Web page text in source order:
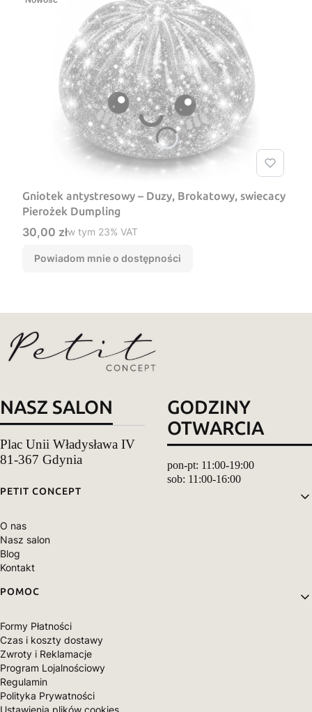
Gniotek antystresowy – Duzy, Brokatowy, swiecacy
Pierożek Dumpling
Cena brutto
30,00 złw tym %s VAT
w tym 23% VAT
Powiadom mnie o dostępności
NASZ SALON
Plac Unii Władysława IV
81-367 Gdynia
GODZINY
OTWARCIA
pon-pt: 11:00-19:00
sob: 11:00-16:00
Linki w stopce
PETIT CONCEPT
O nas
Nasz salon
Blog
Kontakt
POMOC
Formy Płatności
Czas i koszty dostawy
Zwroty i Reklamacje
Program Lojalnościowy
Regulamin
Polityka Prywatności